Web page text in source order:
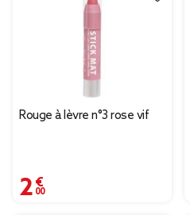
Rouge à lèvre n°3 rose vif
2,00 €